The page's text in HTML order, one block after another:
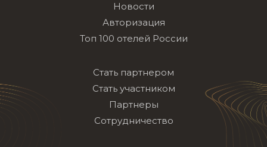
Новости
Авторизация
Топ 100 отелей России
Стать партнером
Стать участником
Партнеры
Сотрудничество